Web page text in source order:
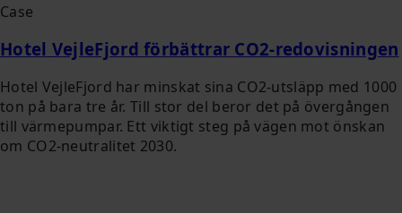
Case
Hotel VejleFjord förbättrar CO2-redovisningen
Hotel VejleFjord har minskat sina CO2-utsläpp med 1000
ton på bara tre år. Till stor del beror det på övergången
till värmepumpar. Ett viktigt steg på vägen mot önskan
om CO2-neutralitet 2030.